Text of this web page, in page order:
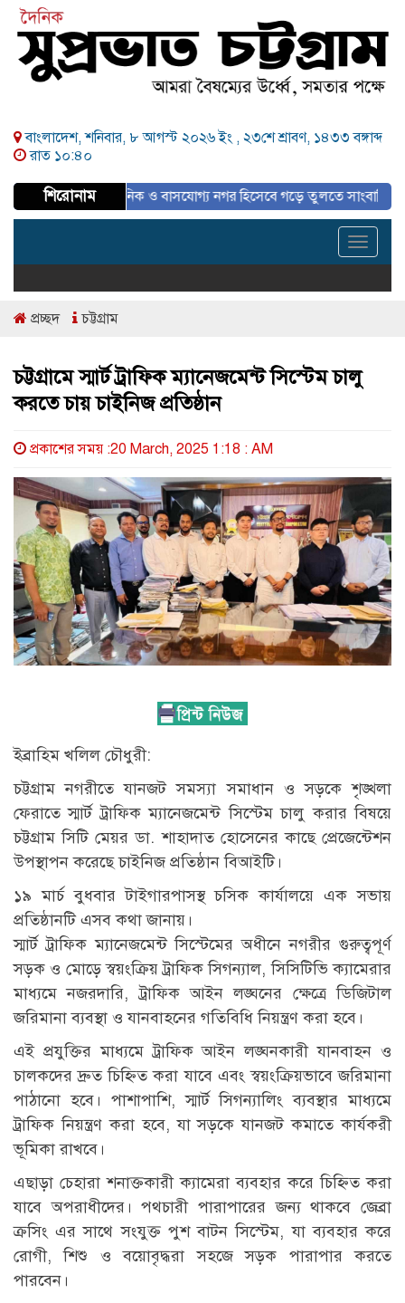
বাংলাদেশ, শনিবার, ৮ আগস্ট ২০২৬ ইং , ২৩শে শ্রাবণ, ১৪৩৩ বঙ্গাব্দ
রাত ১০:৪০
শিরোনাম
আধুনিক ও বাসযোগ্য নগর হিসেবে গড়ে তুলতে সাংবাদিকদের
Toggle
প্রচ্ছদ চট্টগ্রাম
চট্টগ্রামে স্মার্ট ট্রাফিক ম্যানেজমেন্ট সিস্টেম চালু
করতে চায় চাইনিজ প্রতিষ্ঠান
প্রকাশের সময় :20 March, 2025 1:18 : AM
ইব্রাহিম খলিল চৌধুরী:
চট্টগ্রাম নগরীতে যানজট সমস্যা সমাধান ও সড়কে শৃঙ্খলা
ফেরাতে স্মার্ট ট্রাফিক ম্যানেজমেন্ট সিস্টেম চালু করার বিষয়ে
চট্টগ্রাম সিটি মেয়র ডা. শাহাদাত হোসেনের কাছে প্রেজেন্টেশন
উপস্থাপন করেছে চাইনিজ প্রতিষ্ঠান বিআইটি।
১৯ মার্চ বুধবার টাইগারপাসস্থ চসিক কার্যালয়ে এক সভায়
প্রতিষ্ঠানটি এসব কথা জানায়।
স্মার্ট ট্রাফিক ম্যানেজমেন্ট সিস্টেমের অধীনে নগরীর গুরুত্বপূর্ণ
সড়ক ও মোড়ে স্বয়ংক্রিয় ট্রাফিক সিগন্যাল, সিসিটিভি ক্যামেরার
মাধ্যমে নজরদারি, ট্রাফিক আইন লঙ্ঘনের ক্ষেত্রে ডিজিটাল
জরিমানা ব্যবস্থা ও যানবাহনের গতিবিধি নিয়ন্ত্রণ করা হবে।
এই প্রযুক্তির মাধ্যমে ট্রাফিক আইন লঙ্ঘনকারী যানবাহন ও
চালকদের দ্রুত চিহ্নিত করা যাবে এবং স্বয়ংক্রিয়ভাবে জরিমানা
পাঠানো হবে। পাশাপাশি, স্মার্ট সিগন্যালিং ব্যবস্থার মাধ্যমে
ট্রাফিক নিয়ন্ত্রণ করা হবে, যা সড়কে যানজট কমাতে কার্যকরী
ভূমিকা রাখবে।
এছাড়া চেহারা শনাক্তকারী ক্যামেরা ব্যবহার করে চিহ্নিত করা
যাবে অপরাধীদের। পথচারী পারাপারের জন্য থাকবে জেব্রা
ক্রসিং এর সাথে সংযুক্ত পুশ বাটন সিস্টেম, যা ব্যবহার করে
রোগী, শিশু ও বয়োবৃদ্ধরা সহজে সড়ক পারাপার করতে
পারবেন।